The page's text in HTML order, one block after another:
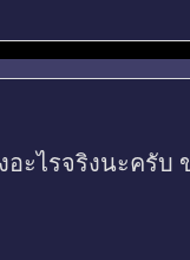
งอะไรจริงนะครั